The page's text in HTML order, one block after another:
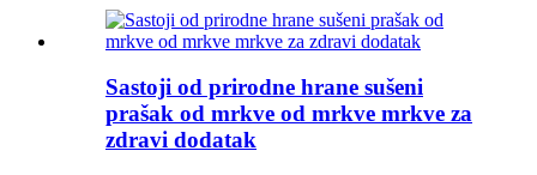
Sastoji od prirodne hrane sušeni
prašak od mrkve od mrkve mrkve za
zdravi dodatak